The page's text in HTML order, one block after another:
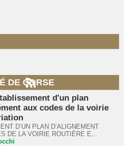
DE CORSE
d'un plan
aux codes de la voirie
D’UN PLAN D’ALIGNEMENT
DE LA VOIRIE ROUTIÈRE E...